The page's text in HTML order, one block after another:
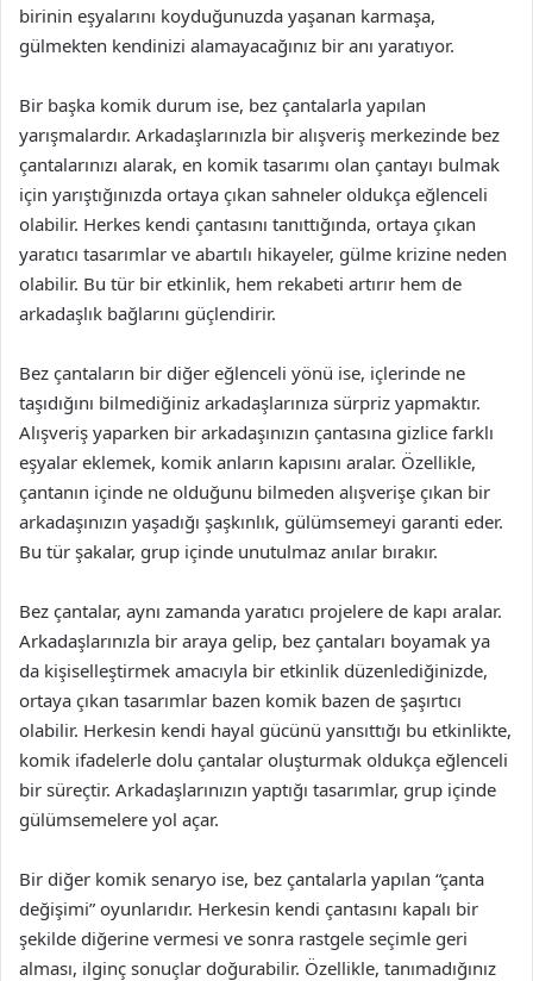
birinin eşyalarını koyduğunuzda yaşanan karmaşa,
gülmekten kendinizi alamayacağınız bir anı yaratıyor.
Bir başka komik durum ise, bez çantalarla yapılan
yarışmalardır. Arkadaşlarınızla bir alışveriş merkezinde bez
çantalarınızı alarak, en komik tasarımı olan çantayı bulmak
için yarıştığınızda ortaya çıkan sahneler oldukça eğlenceli
olabilir. Herkes kendi çantasını tanıttığında, ortaya çıkan
yaratıcı tasarımlar ve abartılı hikayeler, gülme krizine neden
olabilir. Bu tür bir etkinlik, hem rekabeti artırır hem de
arkadaşlık bağlarını güçlendirir.
Bez çantaların bir diğer eğlenceli yönü ise, içlerinde ne
taşıdığını bilmediğiniz arkadaşlarınıza sürpriz yapmaktır.
Alışveriş yaparken bir arkadaşınızın çantasına gizlice farklı
eşyalar eklemek, komik anların kapısını aralar. Özellikle,
çantanın içinde ne olduğunu bilmeden alışverişe çıkan bir
arkadaşınızın yaşadığı şaşkınlık, gülümsemeyi garanti eder.
Bu tür şakalar, grup içinde unutulmaz anılar bırakır.
Bez çantalar, aynı zamanda yaratıcı projelere de kapı aralar.
Arkadaşlarınızla bir araya gelip, bez çantaları boyamak ya
da kişiselleştirmek amacıyla bir etkinlik düzenlediğinizde,
ortaya çıkan tasarımlar bazen komik bazen de şaşırtıcı
olabilir. Herkesin kendi hayal gücünü yansıttığı bu etkinlikte,
komik ifadelerle dolu çantalar oluşturmak oldukça eğlenceli
bir süreçtir. Arkadaşlarınızın yaptığı tasarımlar, grup içinde
gülümsemelere yol açar.
Bir diğer komik senaryo ise, bez çantalarla yapılan “çanta
değişimi” oyunlarıdır. Herkesin kendi çantasını kapalı bir
şekilde diğerine vermesi ve sonra rastgele seçimle geri
alması, ilginç sonuçlar doğurabilir. Özellikle, tanımadığınız